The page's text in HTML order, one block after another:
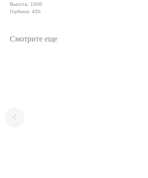
Высота: 1000
Глубина: 450
Смотрите еще